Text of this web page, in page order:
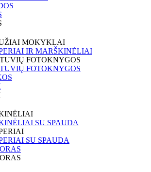
MOKYKLAI
IR MARŠKINĖLIAI
FOTOKNYGOS
FOTOKNYGOS
SU SPAUDA
SU SPAUDA